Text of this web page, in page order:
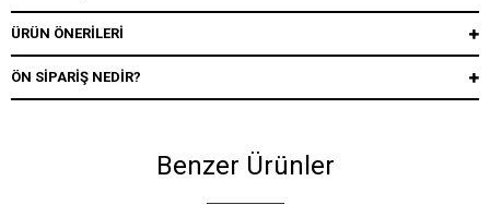
ÜRÜN ÖNERILERI
ÖN SIPARIŞ NEDIR?
Benzer Ürünler